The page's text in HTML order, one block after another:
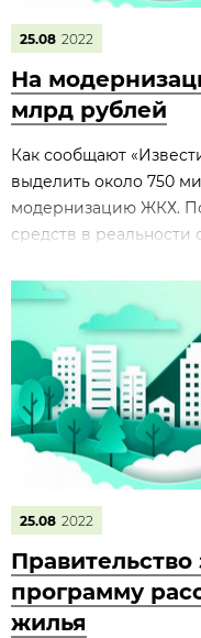
25.08 2022
На
млрд рублей
Как сообщают
выделить около 750
модернизацию ЖКХ.
средств в реальности
25.08 2022
программу
жилья